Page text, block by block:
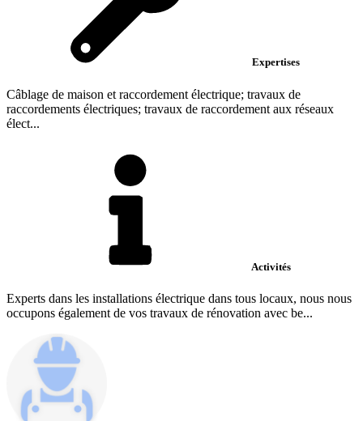
Expertises
Câblage de maison et raccordement électrique; travaux de
raccordements électriques; travaux de raccordement aux réseaux
élect...
Activités
Experts dans les installations électrique dans tous locaux, nous nous
occupons également de vos travaux de rénovation avec be...